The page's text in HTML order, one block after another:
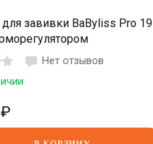
завивки BaByliss Pro 19
Нет отзывов
₽